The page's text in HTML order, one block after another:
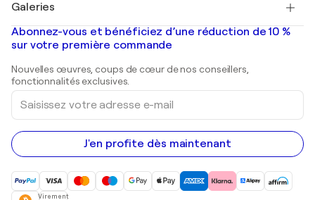
Banksy
Mr. Brainwash
Shepard Fairey
Tableaux abstraits à vendre
Peintures de paysage
Estampes
Peintures acryliques
Galeries
Galeries d'art en France
Galeries d'art en Belgique
Abonnez-vous et bénéficiez d’une réduction de 10 %
sur votre première commande
Nouvelles œuvres, coups de cœur de nos conseillers,
fonctionnalités exclusives.
Saisissez
votre
adresse
e-
mail
J'en profite dès maintenant
Virement